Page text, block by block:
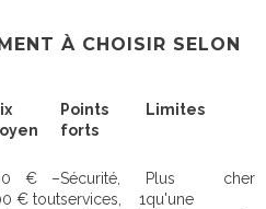
À CHOISIR SELON
Points
forts
Limites
€ –
€ tout
Sécurité,
services, 1
Plus cher
qu'une